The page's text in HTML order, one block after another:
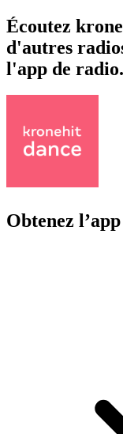
Écoutez
d'autres
l'app de
Obtenez